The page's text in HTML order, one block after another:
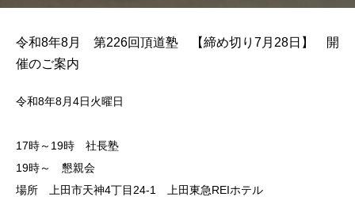
令和8年8月 第226回頂道塾 【締め切り7月28日】 開
催のご案内
令和8年8月4日火曜日
17時～19時 社長塾
19時～ 懇親会
場所 上田市天神4丁目24-1 上田東急REIホテル